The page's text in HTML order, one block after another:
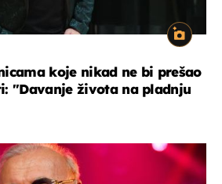
koje nikad ne bi prešao
"Davanje života na pladnju